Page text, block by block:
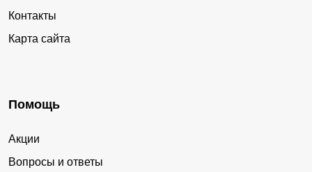
Контакты
Карта сайта
Помощь
Акции
Вопросы и ответы